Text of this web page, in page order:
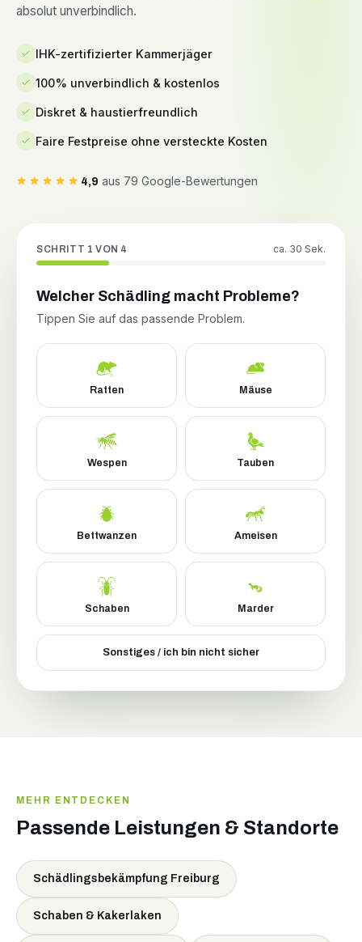
absolut unverbindlich.
IHK-zertifizierter Kammerjäger
100% unverbindlich & kostenlos
Diskret & haustierfreundlich
Faire Festpreise ohne versteckte Kosten
4,9 aus 79 Google-Bewertungen
SCHRITT 1 VON 4 ca. 30 Sek.
Welcher Schädling macht Probleme?
Tippen Sie auf das passende Problem.
Ratten Mäuse
Wespen Tauben
Bettwanzen Ameisen
Schaben Marder
Sonstiges / ich bin nicht sicher
MEHR ENTDECKEN
Passende Leistungen & Standorte
Schädlingsbekämpfung Freiburg
Schaben & Kakerlaken